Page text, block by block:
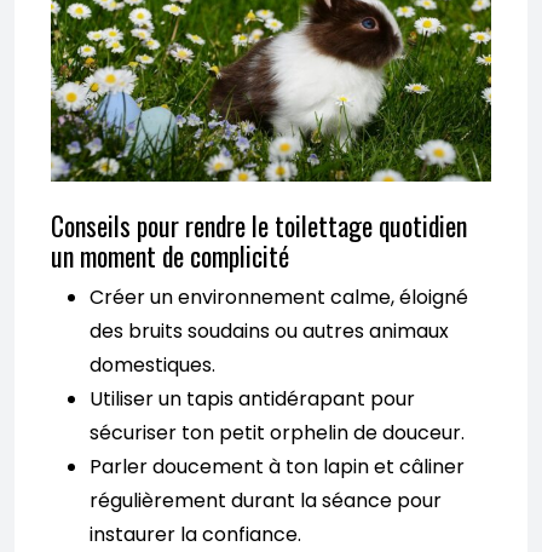
Conseils pour rendre le toilettage quotidien
un moment de complicité
Créer un environnement calme, éloigné
des bruits soudains ou autres animaux
domestiques.
Utiliser un tapis antidérapant pour
sécuriser ton petit orphelin de douceur.
Parler doucement à ton lapin et câliner
régulièrement durant la séance pour
instaurer la confiance.